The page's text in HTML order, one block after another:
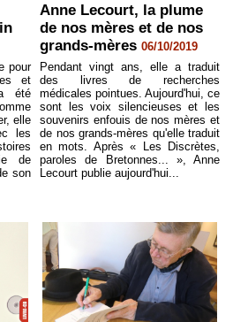
pour
et
été
elle
les
de
son
Anne Lecourt, la plume
de nos mères et de nos
grands-mères 06/10/2019
Pendant vingt ans, elle a traduit
des livres de recherches
médicales pointues. Aujourd'hui, ce
sont les voix silencieuses et les
souvenirs enfouis de nos mères et
de nos grands-mères qu'elle traduit
en mots. Après « Les Discrètes,
paroles de Bretonnes... », Anne
Lecourt publie aujourd'hui...